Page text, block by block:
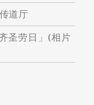
道厅
圣劳日」(相片